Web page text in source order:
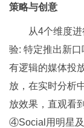
策略与创意
从4个维度进
验: 特定推出新
有逻辑的媒体投
放，在实时分析
放效果，直观看
④Social用明星及